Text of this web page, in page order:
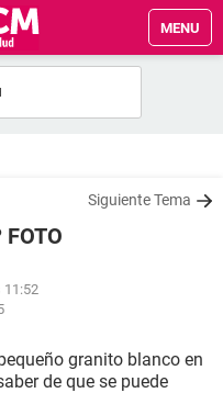
MENU
Siguiente Tema
11:52
granito blanco en
de que se puede